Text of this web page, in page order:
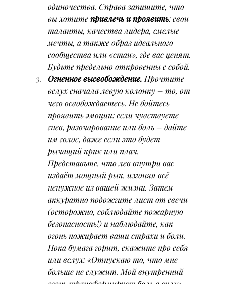
одиночества. Справа запишите, что
вы хотите привлечь и проявить: свои
таланты, качества лидера, смелые
мечты, а также образ идеального
сообщества или «стаи», где вас ценят.
Будьте предельно откровенны с собой.
Огненное высвобождение. Прочтите
вслух сначала левую колонку – то, от
чего освобождаетесь. Не бойтесь
проявить эмоции: если чувствуете
гнев, разочарование или боль – дайте
им голос, даже если это будет
рычащий крик или плач.
Представьте, что лев внутри вас
издаёт мощный рык, изгоняя всё
ненужное из вашей жизни. Затем
аккуратно подожгите лист от свечи
(осторожно, соблюдайте пожарную
безопасность!) и наблюдайте, как
огонь пожирает ваши страхи и боли.
Пока бумага горит, скажите про себя
или вслух: «Отпускаю то, что мне
больше не служит. Мой внутренний